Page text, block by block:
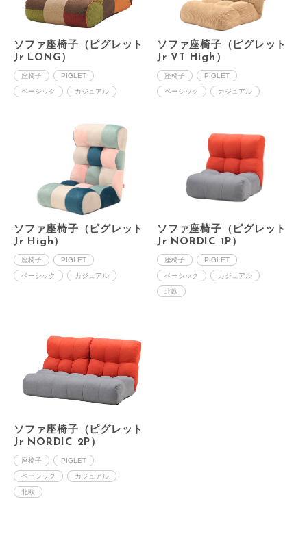
ソファ座椅子（ピグレット
Jr LONG）
座椅子 PIGLET
ベーシック カジュアル
ソファ座椅子（ピグレット
Jr VT High）
座椅子 PIGLET
ベーシック カジュアル
ソファ座椅子（ピグレット
Jr High）
座椅子 PIGLET
ベーシック カジュアル
ソファ座椅子（ピグレット
Jr NORDIC 1P）
座椅子 PIGLET
ベーシック カジュアル
北欧
ソファ座椅子（ピグレット
Jr NORDIC 2P）
座椅子 PIGLET
ベーシック カジュアル
北欧